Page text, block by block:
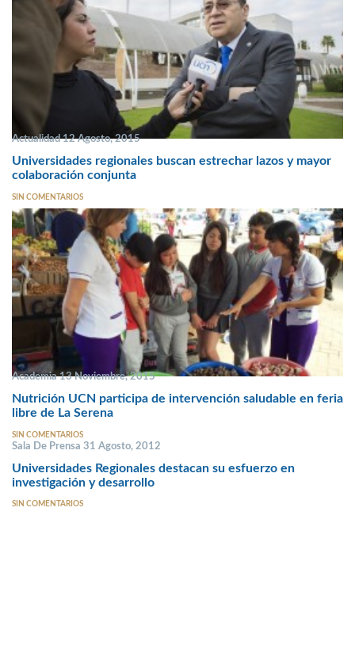
Actualidad 12 Agosto, 2015
Universidades regionales buscan estrechar lazos y mayor
colaboración conjunta
SIN COMENTARIOS
Academia 13 Noviembre, 2015
Nutrición UCN participa de intervención saludable en feria
libre de La Serena
SIN COMENTARIOS
Sala De Prensa 31 Agosto, 2012
Universidades Regionales destacan su esfuerzo en
investigación y desarrollo
SIN COMENTARIOS